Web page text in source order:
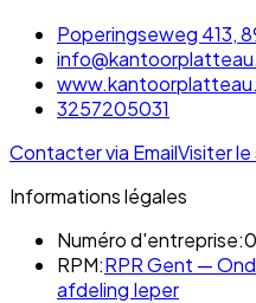
Poperingseweg 413,
3257205031
Contacter via EmailVisiter
Informations légales
Numéro d'entreprise:
RPM:RPR Gent —
afdeling Ieper